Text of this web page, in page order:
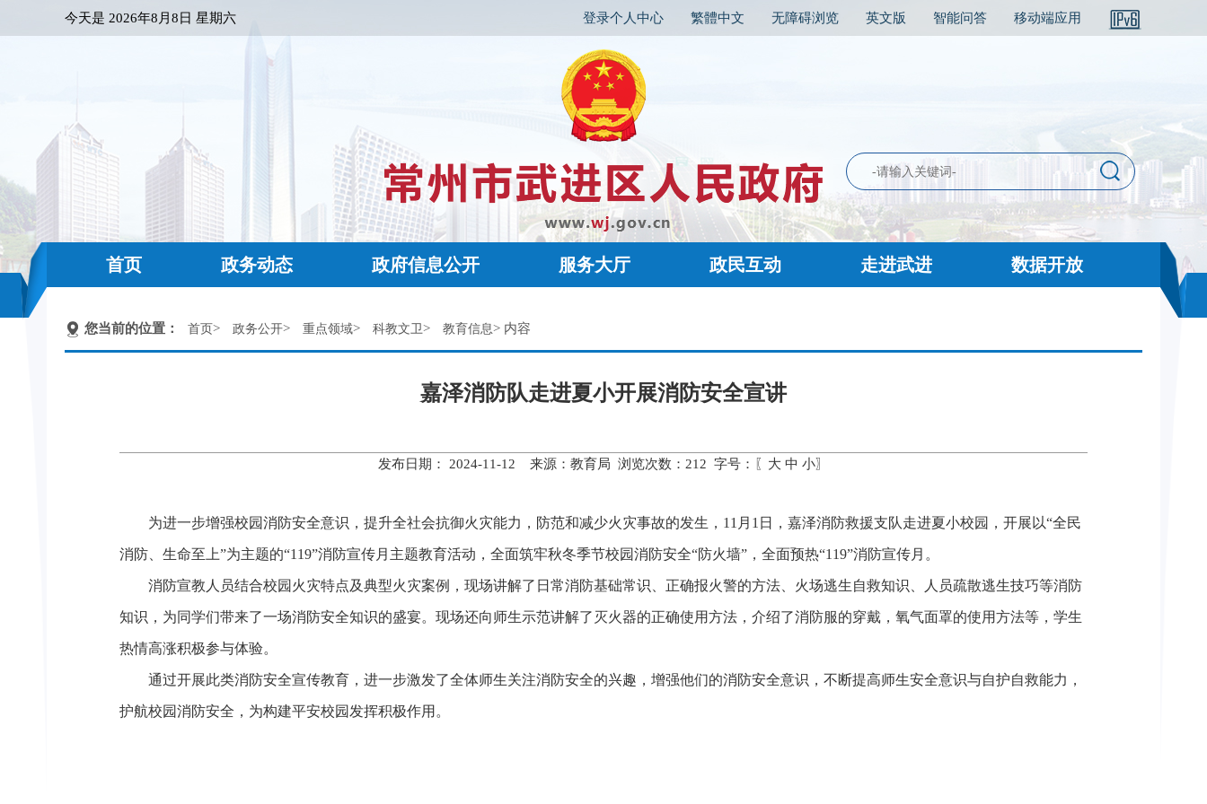
今天是 2026年8月8日 星期六 登录个人中心 繁體中文 无障碍浏览 英文版 智能问答 移动端应用
首页 政务动态 政府信息公开 服务大厅 政民互动 走进武进 数据开放
您当前的位置： 首页> 政务公开> 重点领域> 科教文卫> 教育信息> 内容
嘉泽消防队走进夏小开展消防安全宣讲
发布日期： 2024-11-12 来源：教育局 浏览次数： 212 字号：〖 大 中 小〗
为进一步增强校园消防安全意识，提升全社会抗御火灾能力，防范和减少火灾事故的发生，11月1日，嘉泽消防救援支队走进夏小校园，开展以“全民
消防、生命至上”为主题的“119”消防宣传月主题教育活动，全面筑牢秋冬季节校园消防安全“防火墙”，全面预热“119”消防宣传月。
消防宣教人员结合校园火灾特点及典型火灾案例，现场讲解了日常消防基础常识、正确报火警的方法、火场逃生自救知识、人员疏散逃生技巧等消防
知识，为同学们带来了一场消防安全知识的盛宴。现场还向师生示范讲解了灭火器的正确使用方法，介绍了消防服的穿戴，氧气面罩的使用方法等，学生
热情高涨积极参与体验。
通过开展此类消防安全宣传教育，进一步激发了全体师生关注消防安全的兴趣，增强他们的消防安全意识，不断提高师生安全意识与自护自救能力，
护航校园消防安全，为构建平安校园发挥积极作用。